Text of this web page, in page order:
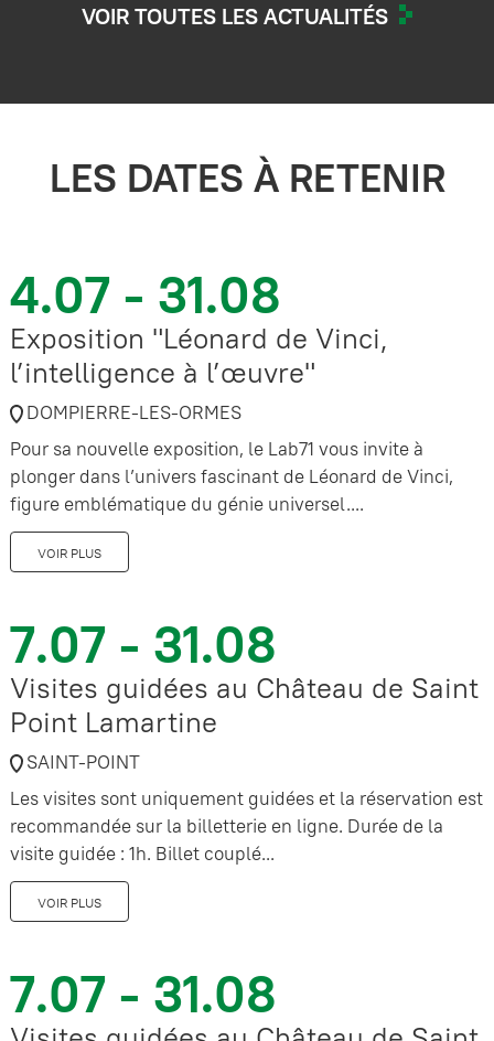
VOIR TOUTES LES ACTUALITÉS
LES DATES À RETENIR
4.07 - 31.08
Exposition "Léonard de Vinci,
l’intelligence à l’œuvre"
DOMPIERRE-LES-ORMES
Pour sa nouvelle exposition, le Lab71 vous invite à
plonger dans l’univers fascinant de Léonard de Vinci,
figure emblématique du génie universel....
VOIR PLUS
7.07 - 31.08
Visites guidées au Château de Saint
Point Lamartine
SAINT-POINT
Les visites sont uniquement guidées et la réservation est
recommandée sur la billetterie en ligne. Durée de la
visite guidée : 1h. Billet couplé...
VOIR PLUS
7.07 - 31.08